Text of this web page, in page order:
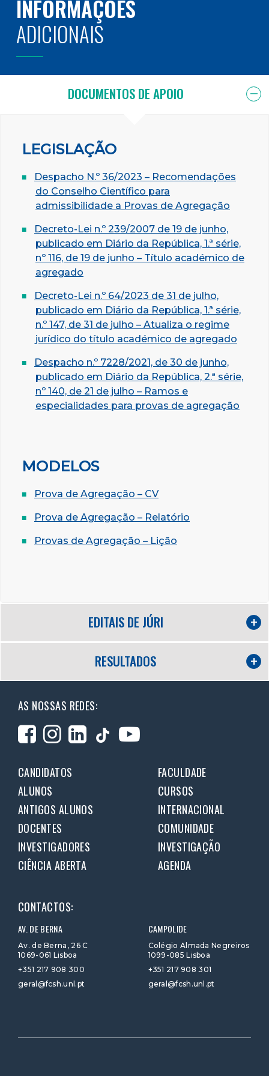
INFORMAÇÕES
ADICIONAIS
DOCUMENTOS DE APOIO
LEGISLAÇÃO
Despacho N.º 36/2023 – Recomendações
do Conselho Científico para
admissibilidade a Provas de Agregação
Decreto-Lei n.º 239/2007 de 19 de junho,
publicado em Diário da República, 1.ª série,
nº 116, de 19 de junho – Título académico de
agregado
Decreto-Lei n.º 64/2023 de 31 de julho,
publicado em Diário da República, 1.ª série,
n.º 147, de 31 de julho – Atualiza o regime
jurídico do título académico de agregado
Despacho n.º 7228/2021, de 30 de junho,
publicado em Diário da República, 2.ª série,
nº 140, de 21 de julho – Ramos e
especialidades para provas de agregação
MODELOS
Prova de Agregação – CV
Prova de Agregação – Relatório
Provas de Agregação – Lição
EDITAIS DE JÚRI
RESULTADOS
AS NOSSAS REDES:
CANDIDATOS
FACULDADE
ALUNOS
CURSOS
ANTIGOS ALUNOS
INTERNACIONAL
DOCENTES
COMUNIDADE
INVESTIGADORES
INVESTIGAÇÃO
CIÊNCIA ABERTA
AGENDA
CONTACTOS:
AV. DE BERNA
Av. de Berna, 26 C
1069-061 Lisboa
+351 217 908 300
geral@fcsh.unl.pt
CAMPOLIDE
Colégio Almada Negreiros
1099-085 Lisboa
+351 217 908 301
geral@fcsh.unl.pt